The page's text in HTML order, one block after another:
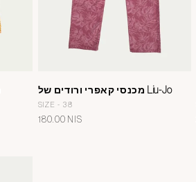
מכנסי קאפרי ורודים של Liu-Jo
SIZE - 38
מחיר
180.00 NIS